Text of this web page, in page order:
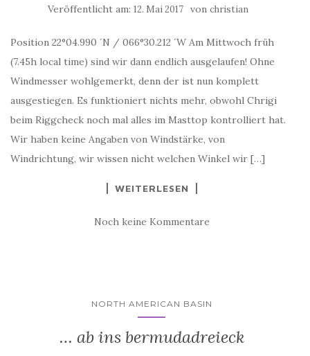
Veröffentlicht am: 12. Mai 2017 von christian
Position 22°04.990 ´N / 066°30.212 ´W Am Mittwoch früh
(7.45h local time) sind wir dann endlich ausgelaufen! Ohne
Windmesser wohlgemerkt, denn der ist nun komplett
ausgestiegen. Es funktioniert nichts mehr, obwohl Chrigi
beim Riggcheck noch mal alles im Masttop kontrolliert hat.
Wir haben keine Angaben von Windstärke, von
Windrichtung, wir wissen nicht welchen Winkel wir […]
WEITERLESEN
Noch keine Kommentare
NORTH AMERICAN BASIN
… ab ins bermudadreieck